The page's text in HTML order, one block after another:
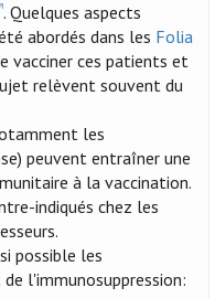
. Quelques aspects
abordés dans les Folia
vacciner ces patients et
relèvent souvent du
les
peuvent entraîner une
à la vaccination.
indiqués chez les
possible les
l'immunosuppression: